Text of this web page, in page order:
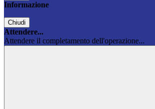
Informazione
Chiudi
Attendere...
Attendere il completamento dell'operazione...